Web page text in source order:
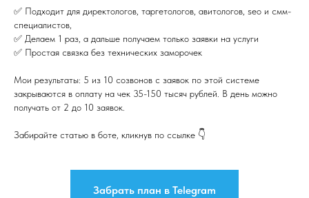
✅ Подходит для директологов, таргетологов, авитологов, seo и смм-
специалистов,
✅ Делаем 1 раз, а дальше получаем только заявки на услуги
✅ Простая связка без технических заморочек
Мои результаты: 5 из 10 созвонов с заявок по этой системе
закрываются в оплату на чек 35-150 тысяч рублей. В день можно
получать от 2 до 10 заявок.
Забирайте статью в боте, кликнув по ссылке 👇
Забрать план в Telegram